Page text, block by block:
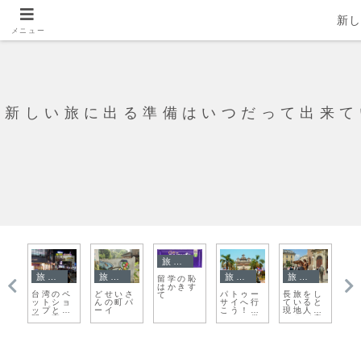
新しい旅に出る準備はいつだって出来
旅日記
長旅をし
ていると
現地人オ
ーラが産
まれるの
旅日記
さよなら
クスコ
旅日記
オシフィ
ッツ強制
旅日記
台北は、
またいつ
か！
旅日記
ハンガリ
ーが受け
た恐怖、
恐怖の館
に行く
つい
メニュー
新